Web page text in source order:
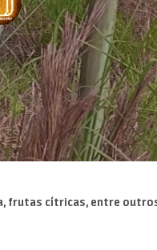
frutas cítricas, entre